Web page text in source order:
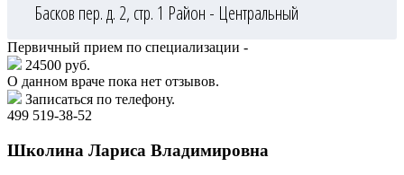
Басков пер. д. 2, стр. 1 Район - Центральный
Первичный прием по специализации -
24500 руб.
О данном враче пока нет отзывов.
Записаться по телефону.
499 519-38-52
Школина Лариса Владимировна